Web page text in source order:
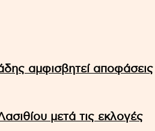
αμφισβητεί αποφάσεις
μετά τις εκλογές